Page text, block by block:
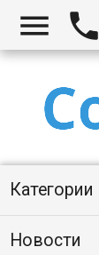
 
Категории
Новости